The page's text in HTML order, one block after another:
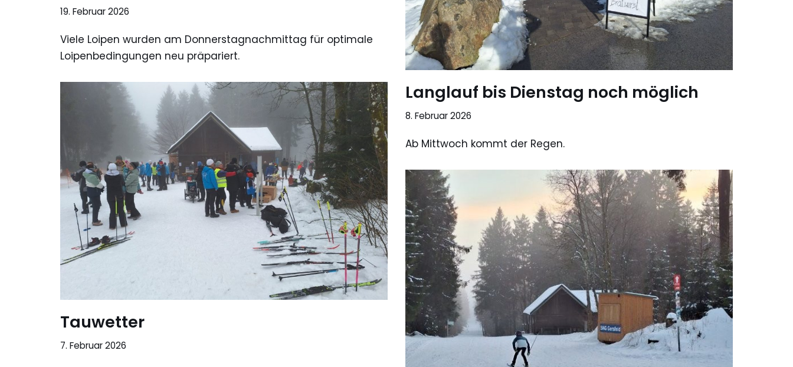
19. Februar 2026
Viele Loipen wurden am Donnerstagnachmittag für optimale
Loipenbedingungen neu präpariert.
Langlauf bis Dienstag noch möglich
8. Februar 2026
Ab Mittwoch kommt der Regen.
Tauwetter
7. Februar 2026